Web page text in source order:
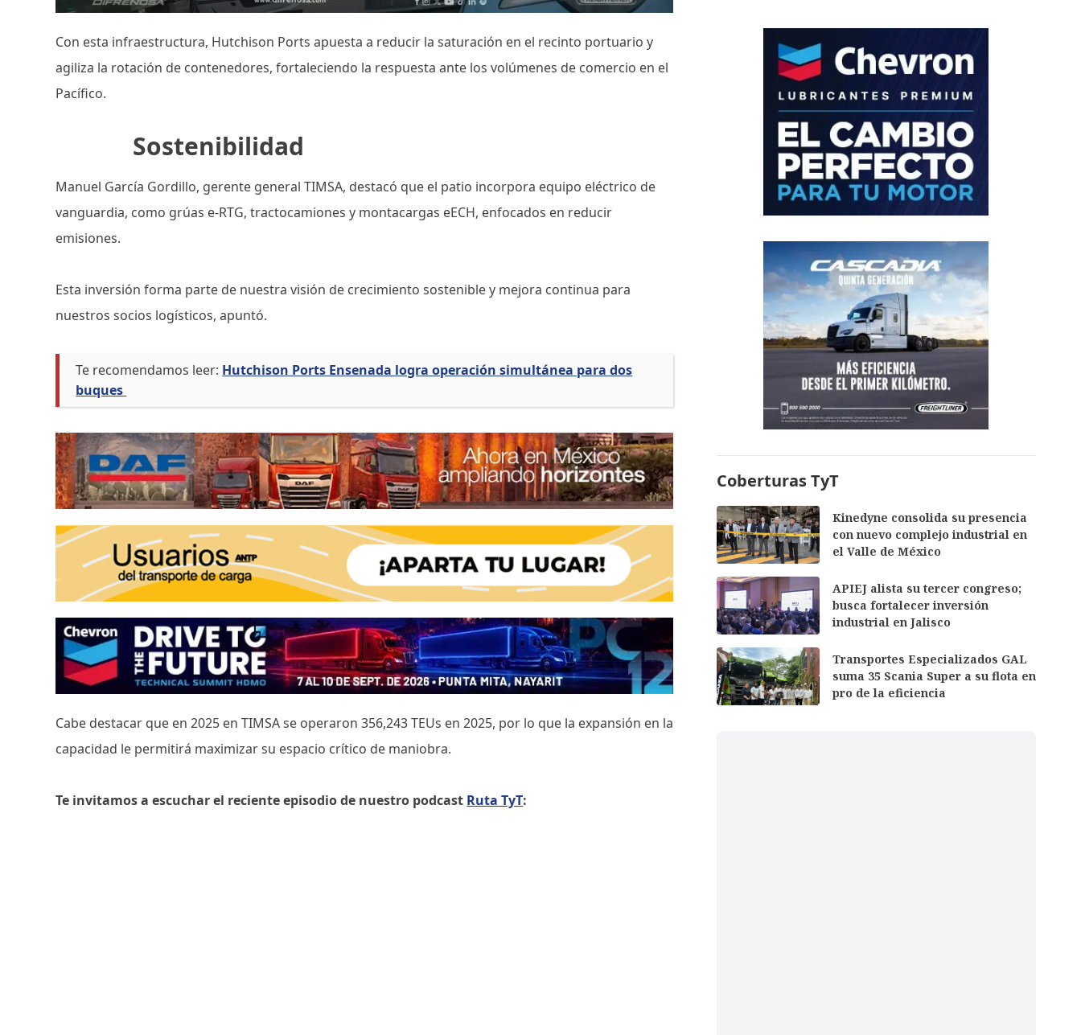
Con esta infraestructura, Hutchison Ports apuesta a reducir la saturación en el recinto portuario y
agiliza la rotación de contenedores, fortaleciendo la respuesta ante los volúmenes de comercio en el
Pacífico.
Sostenibilidad
Manuel García Gordillo, gerente general TIMSA, destacó que el patio incorpora equipo eléctrico de
vanguardia, como grúas e-RTG, tractocamiones y montacargas eECH, enfocados en reducir
emisiones.
Esta inversión forma parte de nuestra visión de crecimiento sostenible y mejora continua para
nuestros socios logísticos, apuntó.
Te recomendamos leer: Hutchison Ports Ensenada logra operación simultánea para dos
buques
Cabe destacar que en 2025 en TIMSA se operaron 356,243 TEUs en 2025, por lo que la expansión en la
capacidad le permitirá maximizar su espacio crítico de maniobra.
Te invitamos a escuchar el reciente episodio de nuestro podcast Ruta TyT:
Coberturas TyT
Kinedyne consolida su presencia
con nuevo complejo industrial en
el Valle de México
APIEJ alista su tercer congreso;
busca fortalecer inversión
industrial en Jalisco
Transportes Especializados GAL
suma 35 Scania Super a su flota en
pro de la eficiencia